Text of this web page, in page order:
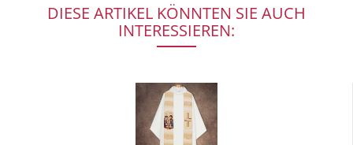
DIESE ARTIKEL KÖNNTEN SIE AUCH
INTERESSIEREN: